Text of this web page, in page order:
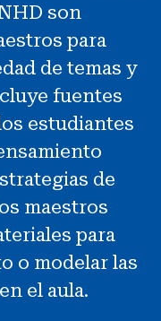
de NHD
son
para
de temas y
fuentes
estudiantes
de
maestros
para
o modelar las
el aula.